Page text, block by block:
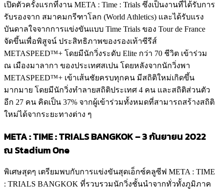
เปิดตัวครั้งแรกที่งาน META : Time : Trials ซึ่งเป็นงานที่ได้รับการ
รับรองจาก สมาคมกรีฑาโลก (World Athletics) และได้รับแรง
บันดาลใจจากการแข่งขันแบบ Time Trials ของ Tour de France
จัดขึ้นเพื่อพิสูจน์ ประสิทธิภาพของรองเท้าซีรีส์
METASPEED™+ โดยมีนักวิ่งระดับ Elite กว่า 70 ชีวิต เข้าร่วม
ณ เมืองมาลากา ของประเทศสเปน โดยหลังจากนักวิ่งพา
METASPEED™+ เข้าเส้นชัยครบทุกคน มีสถิติใหม่เกิดขึ้น
มากมาย โดยมีนักวิ่งทำลายสถิติประเทศ 4 คน และสถิติส่วนตัว
อีก 27 คน คิดเป็น 37% จากผู้เข้าร่วมทั้งหมดที่สามารถสร้างสถิติ
ใหม่ได้จากระยะทางต่าง ๆ
META : TIME : TRIALS BANGKOK – 3 กันยายน 2022
ณ Stadium One
พิเศษสุดๆ เตรียมพบกับการแข่งขันสุดเอ็กซ์คลูซีฟ META : TIME
: TRIALS BANGKOK ที่รวบรวมนักวิ่งชั้นนำจากทั่วทั้งภูมิภาค